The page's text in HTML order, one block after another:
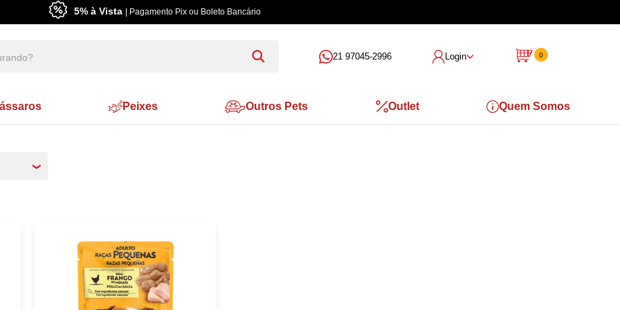
5% à Vista | Pagamento Pix ou Boleto Bancário
21 97045-2996 Login 0
Peixes Outros Pets Outlet Quem Somos